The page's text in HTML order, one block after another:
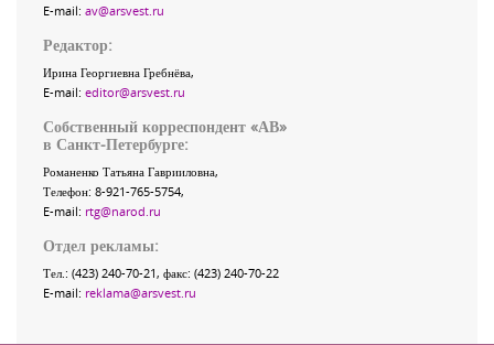
E-mail: av@arsvest.ru
Редактор:
Ирина Георгиевна Гребнёва,
E-mail: editor@arsvest.ru
Собственный корреспондент «АВ»
в Санкт-Петербурге:
Романенко Татьяна Гаврииловна,
Телефон: 8-921-765-5754,
E-mail: rtg@narod.ru
Отдел рекламы:
Тел.: (423) 240-70-21, факс: (423) 240-70-22
E-mail: reklama@arsvest.ru